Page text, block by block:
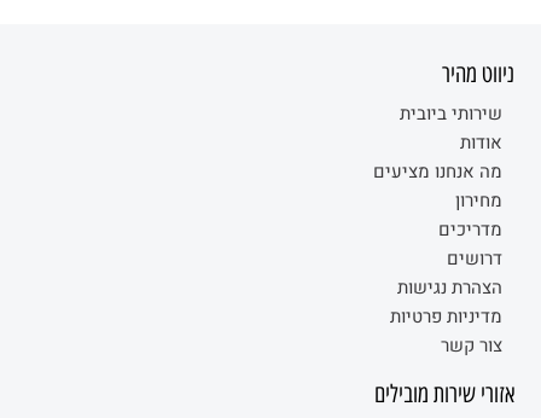
ניווט מהיר
שירותי ביובית
אודות
מה אנחנו מציעים
מחירון
מדריכים
דרושים
הצהרת נגישות
מדיניות פרטיות
צור קשר
אזורי שירות מובילים